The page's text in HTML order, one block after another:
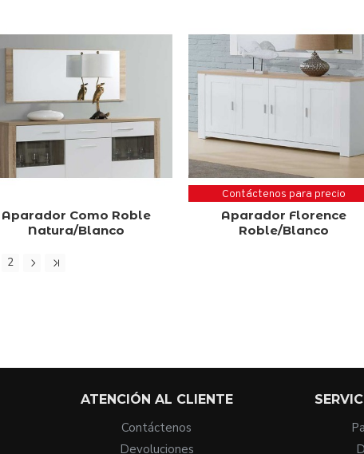
Aparador Como Roble
Natura/Blanco
Contáctenos para precio
Aparador Florence
Roble/Blanco
2
ATENCIÓN AL CLIENTE
Contáctenos
Devoluciones